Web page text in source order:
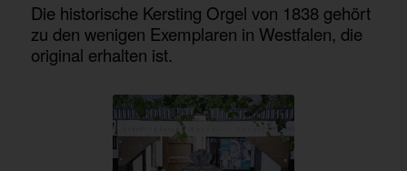
Die historische Kersting Orgel von 1838 gehört
zu den wenigen Exemplaren in Westfalen, die
original erhalten ist.